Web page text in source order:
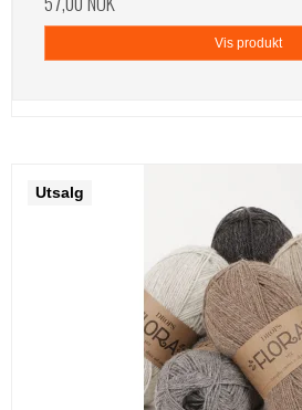
Vis produkt
Utsalg